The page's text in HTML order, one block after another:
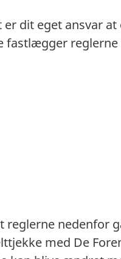
dit eget ansvar
fastlægger
reglerne nedenfor
med De